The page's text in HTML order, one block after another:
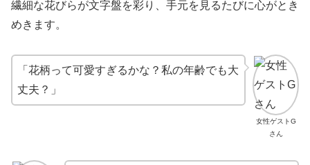
繊細な花びらが文字盤を彩り、手元を見るたびに心がとき
めきます。
女性ゲストG
さん
「花柄って可愛すぎるかな？私の年齢でも大
丈夫？」